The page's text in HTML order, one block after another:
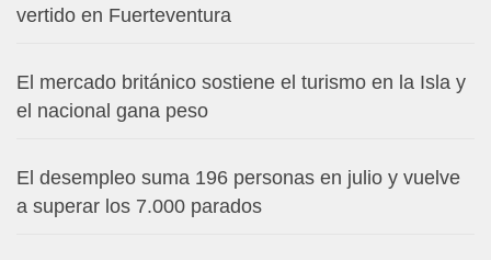
vertido en Fuerteventura
El mercado británico sostiene el turismo en la Isla y
el nacional gana peso
El desempleo suma 196 personas en julio y vuelve
a superar los 7.000 parados